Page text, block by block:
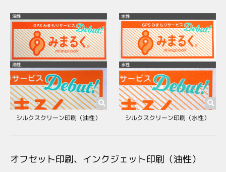
シルクスクリーン印刷（油性） シルクスクリーン印刷（水性）
オフセット印刷、インクジェット印刷（油性）